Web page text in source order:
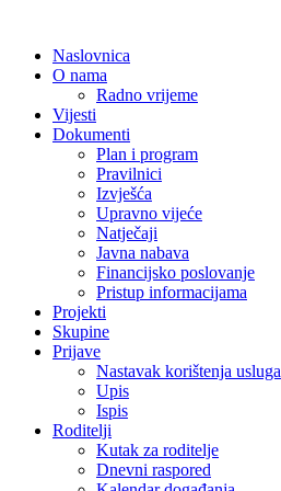
Naslovnica
O nama
Radno vrijeme
Vijesti
Dokumenti
Plan i program
Pravilnici
Izvješća
Upravno vijeće
Natječaji
Javna nabava
Financijsko poslovanje
Pristup informacijama
Projekti
Skupine
Prijave
Nastavak korištenja usluga
Upis
Ispis
Roditelji
Kutak za roditelje
Dnevni raspored